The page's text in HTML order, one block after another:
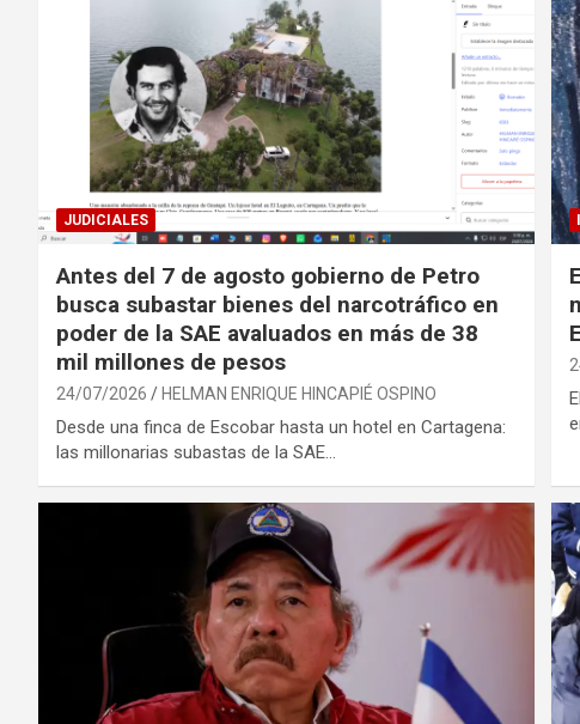
JUDICIALES
Antes del 7 de agosto gobierno de Petro
busca subastar bienes del narcotráfico en
poder de la SAE avaluados en más de 38
mil millones de pesos
24/07/2026 HELMAN ENRIQUE HINCAPIÉ OSPINO
Desde una finca de Escobar hasta un hotel en Cartagena:
las millonarias subastas de la SAE…